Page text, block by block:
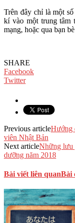
Trên đây chỉ là một
kí vào một trung tâm
mạng, hoặc qua bạn
SHARE
Facebook
Twitter
Previous articleHướng
viên Nhật Bản
Next articleNhững lưu
dưỡng năm 2018
Bài viết liên quanBài